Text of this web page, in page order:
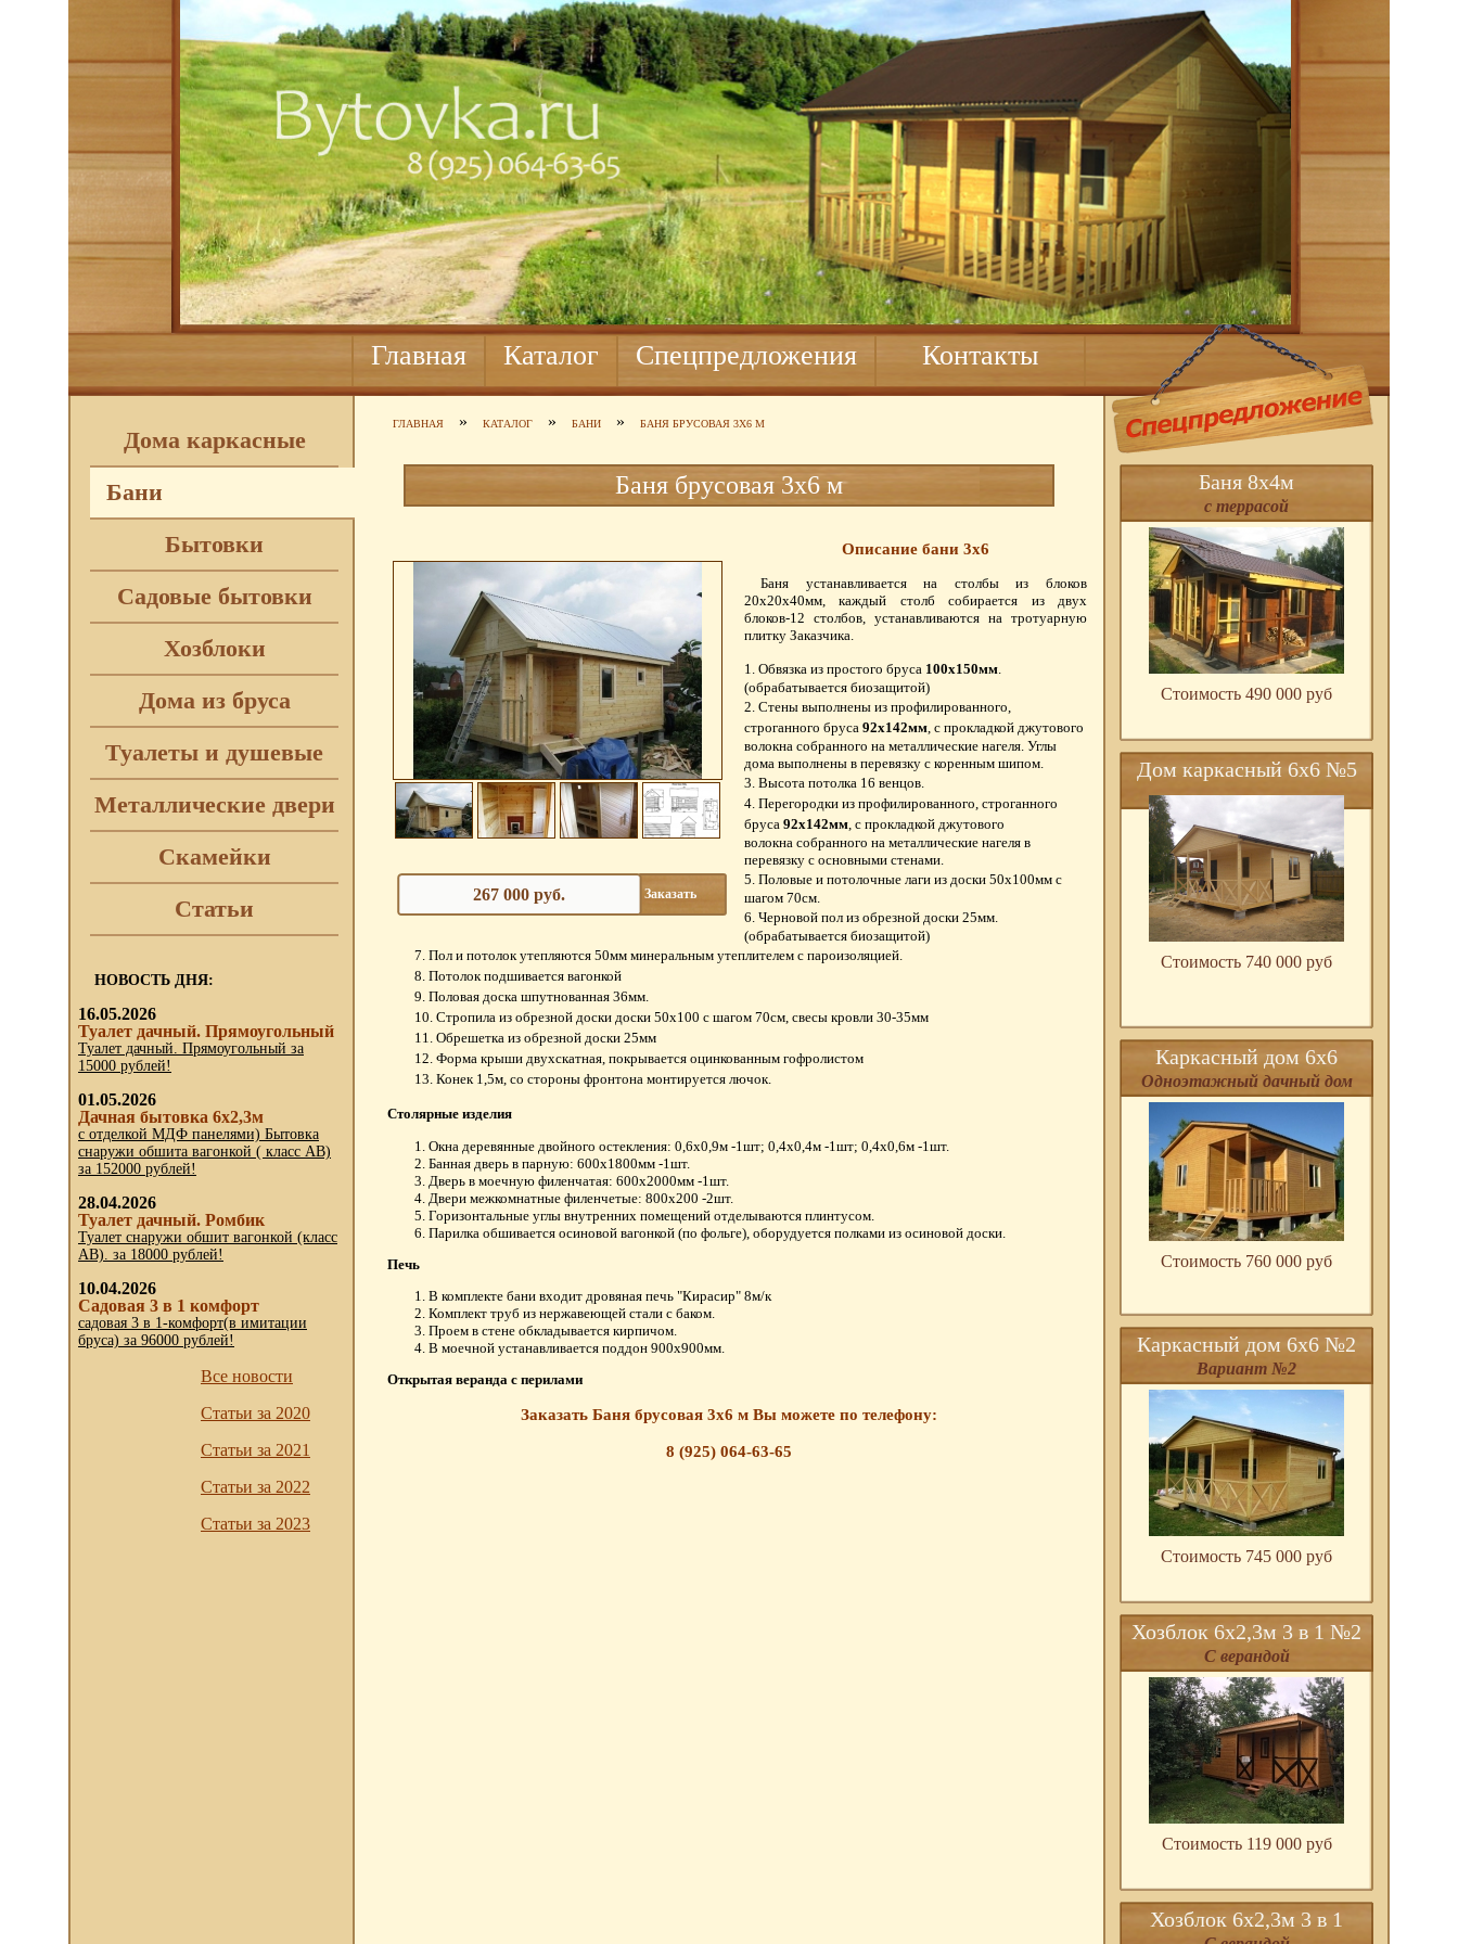
Главная Каталог Спецпредложения Контакты
Дома каркасные
Бани
Бытовки
Садовые бытовки
Хозблоки
Дома из бруса
Туалеты и душевые
Металлические двери
Скамейки
Статьи
НОВОСТЬ ДНЯ:
16.05.2026
Туалет дачный. Прямоугольный
Туалет дачный. Прямоугольный за
15000 рублей!
01.05.2026
Дачная бытовка 6х2,3м
с отделкой МДФ панелями) Бытовка
снаружи обшита вагонкой ( класс АВ)
за 152000 рублей!
28.04.2026
Туалет дачный. Ромбик
Туалет снаружи обшит вагонкой (класс
АВ). за 18000 рублей!
10.04.2026
Садовая 3 в 1 комфорт
садовая 3 в 1-комфорт(в имитации
бруса) за 96000 рублей!
Все новости
Статьи за 2020
Статьи за 2021
Статьи за 2022
Статьи за 2023
ГЛАВНАЯ » КАТАЛОГ » БАНИ » БАНЯ БРУСОВАЯ 3Х6 М
Баня брусовая 3х6 м
267 000 руб. Заказать
Описание бани 3х6
Баня устанавливается на столбы из блоков
20х20х40мм, каждый столб собирается из двух
блоков-12 столбов, устанавливаются на тротуарную
плитку Заказчика.
Обвязка из простого бруса 100х150мм.
(обрабатывается биозащитой)
Стены выполнены из профилированного,
строганного бруса 92х142мм, с прокладкой джутового
волокна собранного на металлические нагеля. Углы
дома выполнены в перевязку с коренным шипом.
Высота потолка 16 венцов.
Перегородки из профилированного, строганного
бруса 92х142мм, с прокладкой джутового
волокна собранного на металлические нагеля в
перевязку с основными стенами.
Половые и потолочные лаги из доски 50х100мм с
шагом 70см.
Черновой пол из обрезной доски 25мм.
(обрабатывается биозащитой)
Пол и потолок утепляются 50мм минеральным утеплителем с пароизоляцией.
Потолок подшивается вагонкой
Половая доска шпутнованная 36мм.
Стропила из обрезной доски доски 50х100 с шагом 70см, свесы кровли 30-35мм
Обрешетка из обрезной доски 25мм
Форма крыши двухскатная, покрывается оцинкованным гофролистом
Конек 1,5м, со стороны фронтона монтируется лючок.
Столярные изделия
Окна деревянные двойного остекления: 0,6х0,9м -1шт; 0,4х0,4м -1шт; 0,4х0,6м -1шт.
Банная дверь в парную: 600х1800мм -1шт.
Дверь в моечную филенчатая: 600х2000мм -1шт.
Двери межкомнатные филенчетые: 800х200 -2шт.
Горизонтальные углы внутренних помещений отделываются плинтусом.
Парилка обшивается осиновой вагонкой (по фольге), оборудуется полками из осиновой доски.
Печь
В комплекте бани входит дровяная печь "Кирасир" 8м/к
Комплект труб из нержавеющей стали с баком.
Проем в стене обкладывается кирпичом.
В моечной устанавливается поддон 900х900мм.
Открытая веранда с перилами
Заказать Баня брусовая 3х6 м Вы можете по телефону:
8 (925) 064-63-65
Баня 8х4м
с террасой
Стоимость 490 000 pуб
Дом каркасный 6х6 №5
Стоимость 740 000 pуб
Каркасный дом 6х6
Одноэтажный дачный дом
Стоимость 760 000 pуб
Каркасный дом 6х6 №2
Вариант №2
Стоимость 745 000 pуб
Хозблок 6х2,3м 3 в 1 №2
С верандой
Стоимость 119 000 pуб
Хозблок 6х2,3м 3 в 1